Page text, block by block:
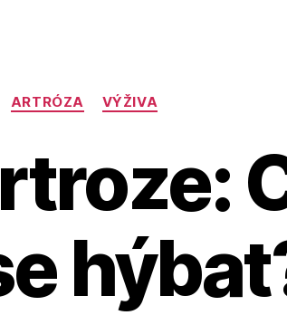
Rubriky
ARTRÓZA VÝŽIVA